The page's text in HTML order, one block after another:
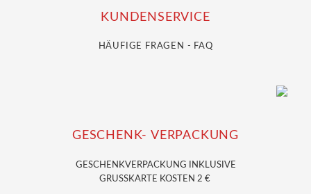
KUNDENSERVICE
HÄUFIGE FRAGEN - FAQ
GESCHENK- VERPACKUNG
GESCHENKVERPACKUNG
INKLUSIVE
GRUSSKARTE KOSTEN 2 €